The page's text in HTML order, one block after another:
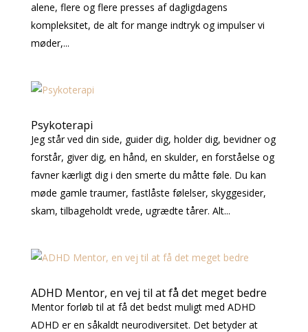
alene, flere og flere presses af dagligdagens
kompleksitet, de alt for mange indtryk og impulser vi
møder,...
Psykoterapi
Jeg står ved din side, guider dig, holder dig, bevidner og
forstår, giver dig, en hånd, en skulder, en forståelse og
favner kærligt dig i den smerte du måtte føle. Du kan
møde gamle traumer, fastlåste følelser, skyggesider,
skam, tilbageholdt vrede, ugrædte tårer. Alt...
ADHD Mentor, en vej til at få det meget bedre
Mentor forløb til at få det bedst muligt med ADHD
ADHD er en såkaldt neurodiversitet. Det betyder at